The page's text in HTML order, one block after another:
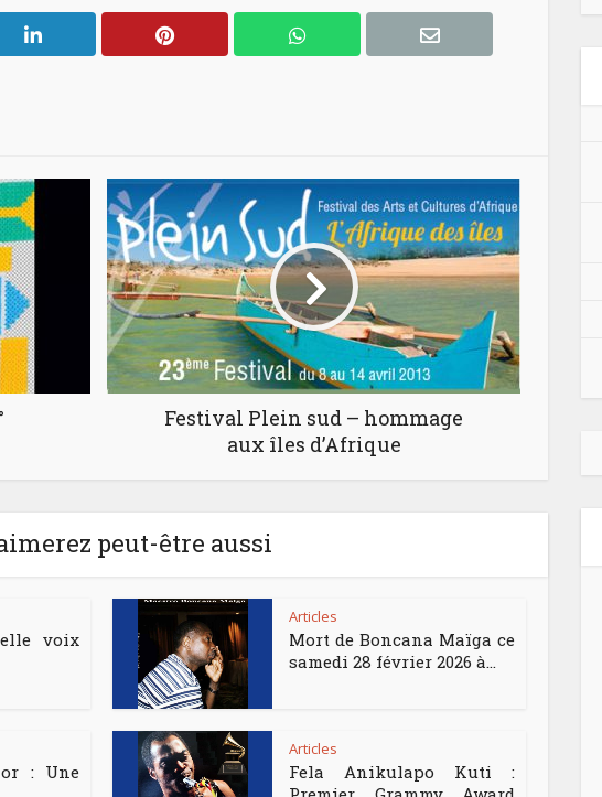
Festival Plein sud – hommage
aux îles d’Afrique
peut-être aussi
voix
Articles
Mort de Boncana Maïga ce
samedi 28 février 2026 à...
: Une
Articles
Fela Anikulapo Kuti :